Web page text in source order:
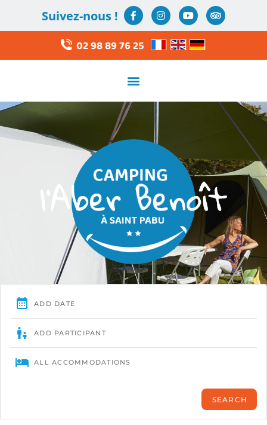
Suivez-nous !
02 98 89 76 25